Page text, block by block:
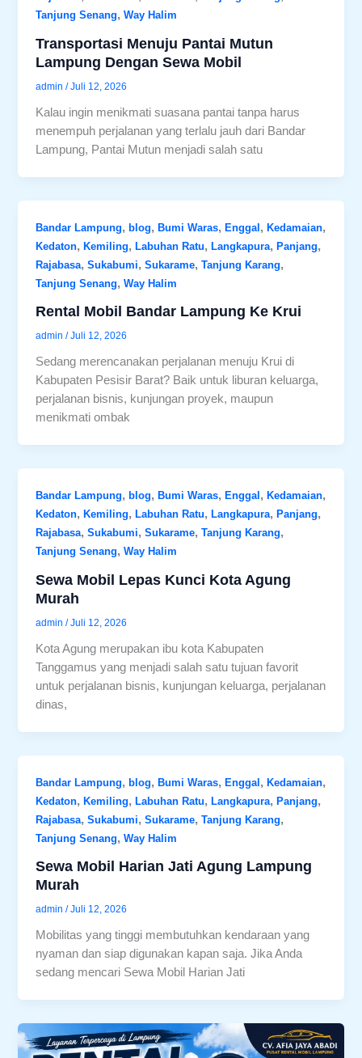
Tanjung Senang,Way Halim
Transportasi Menuju Pantai Mutun
Lampung Dengan Sewa Mobil
admin/Juli 12, 2026
Kalau ingin menikmati suasana pantai tanpa harus
menempuh perjalanan yang terlalu jauh dari Bandar
Lampung, Pantai Mutun menjadi salah satu
Bandar Lampung,blog,Bumi Waras,Enggal ,Kedamaian,
Kedaton,Kemiling,Labuhan Ratu,Langkapura,Panjang,
Rajabasa,Sukabumi,Sukarame,Tanjung Karang,
Tanjung Senang,Way Halim
Rental Mobil Bandar Lampung Ke Krui
admin/Juli 12, 2026
Sedang merencanakan perjalanan menuju Krui di
Kabupaten Pesisir Barat? Baik untuk liburan keluarga,
perjalanan bisnis, kunjungan proyek, maupun
menikmati ombak
Bandar Lampung,blog,Bumi Waras,Enggal ,Kedamaian,
Kedaton,Kemiling,Labuhan Ratu,Langkapura,Panjang,
Rajabasa,Sukabumi,Sukarame,Tanjung Karang,
Tanjung Senang,Way Halim
Sewa Mobil Lepas Kunci Kota Agung
Murah
admin/Juli 12, 2026
Kota Agung merupakan ibu kota Kabupaten
Tanggamus yang menjadi salah satu tujuan favorit
untuk perjalanan bisnis, kunjungan keluarga, perjalanan
dinas,
Bandar Lampung,blog,Bumi Waras,Enggal,Kedamaian,
Kedaton,Kemiling,Labuhan Ratu,Langkapura,Panjang,
Rajabasa,Sukabumi,Sukarame,Tanjung Karang,
Tanjung Senang,Way Halim
Sewa Mobil Harian Jati Agung Lampung
Murah
admin/Juli 12, 2026
Mobilitas yang tinggi membutuhkan kendaraan yang
nyaman dan siap digunakan kapan saja. Jika Anda
sedang mencari Sewa Mobil Harian Jati